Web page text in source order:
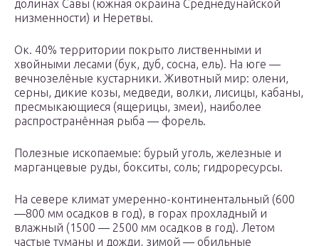
долинах Савы (южная окраина Среднедунайской
низменности) и Неретвы.
Ок. 40% территории покрыто лиственными и
хвойными лесами (бук, дуб, сосна, ель). На юге —
вечнозелёные кустарники. Животный мир: олени,
серны, дикие козы, медведи, волки, лисицы, кабаны,
пресмыкающиеся (ящерицы, змеи), наиболее
распространённая рыба — форель.
Полезные ископаемые: бурый уголь, железные и
марганцевые руды, бокситы, соль; гидроресурсы.
На севере климат умеренно-континентальный (600
—800 мм осадков в год), в горах прохладный и
влажный (1500 — 2500 мм осадков в год). Летом
частые туманы и дожди, зимой — обильные